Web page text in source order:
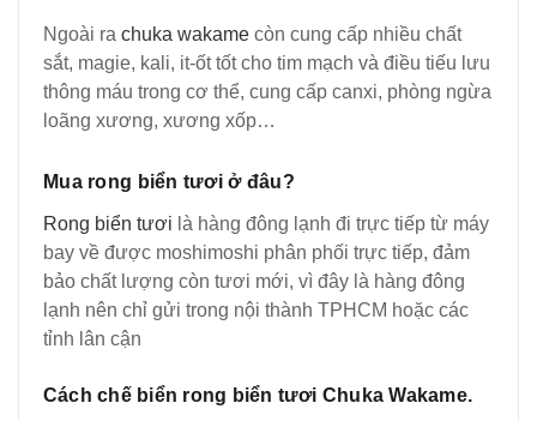
Ngoài ra chuka wakame còn cung cấp nhiều chất
sắt, magie, kali, it-ốt tốt cho tim mạch và điều tiếu lưu
thông máu trong cơ thể, cung cấp canxi, phòng ngừa
loãng xương, xương xốp…
Mua rong biển tươi ở đâu?
Rong biển tươi là hàng đông lạnh đi trực tiếp từ máy
bay về được moshimoshi phân phối trực tiếp, đảm
bảo chất lượng còn tươi mới, vì đây là hàng đông
lạnh nên chỉ gửi trong nội thành TPHCM hoặc các
tỉnh lân cận
Cách chế biển rong biển tươi Chuka Wakame.